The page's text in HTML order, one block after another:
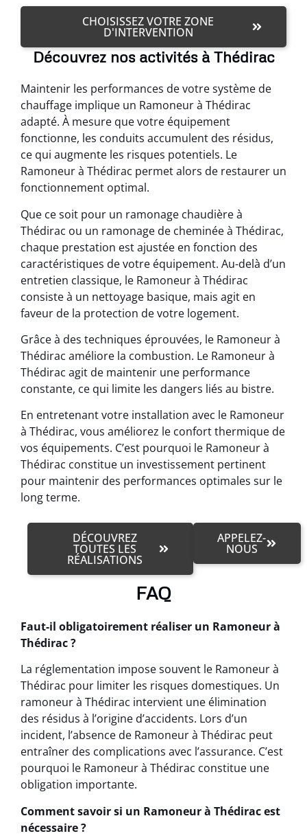
CHOISISSEZ VOTRE ZONE
D'INTERVENTION
Découvrez nos activités à Thédirac
Maintenir les performances de votre système de
chauffage implique un Ramoneur à Thédirac
adapté. À mesure que votre équipement
fonctionne, les conduits accumulent des résidus,
ce qui augmente les risques potentiels. Le
Ramoneur à Thédirac permet alors de restaurer un
fonctionnement optimal.
Que ce soit pour un ramonage chaudière à
Thédirac ou un ramonage de cheminée à Thédirac,
chaque prestation est ajustée en fonction des
caractéristiques de votre équipement. Au-delà d’un
entretien classique, le Ramoneur à Thédirac
consiste à un nettoyage basique, mais agit en
faveur de la protection de votre logement.
Grâce à des techniques éprouvées, le Ramoneur à
Thédirac améliore la combustion. Le Ramoneur à
Thédirac agit de maintenir une performance
constante, ce qui limite les dangers liés au bistre.
En entretenant votre installation avec le Ramoneur
à Thédirac, vous améliorez le confort thermique de
vos équipements. C’est pourquoi le Ramoneur à
Thédirac constitue un investissement pertinent
pour maintenir des performances optimales sur le
long terme.
DÉCOUVREZ
TOUTES LES
RÉALISATIONS
APPELEZ-
NOUS
FAQ
Faut-il obligatoirement réaliser un Ramoneur à
Thédirac ?
La réglementation impose souvent le Ramoneur à
Thédirac pour limiter les risques domestiques. Un
ramoneur à Thédirac intervient une élimination
des résidus à l’origine d’accidents. Lors d’un
incident, l’absence de Ramoneur à Thédirac peut
entraîner des complications avec l’assurance. C’est
pourquoi le Ramoneur à Thédirac constitue une
obligation importante.
Comment savoir si un Ramoneur à Thédirac est
nécessaire ?